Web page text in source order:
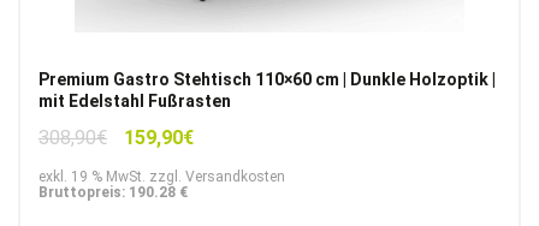
Premium Gastro Stehtisch 110×60 cm | Dunkle Holzoptik |
mit Edelstahl Fußrasten
308,90€
Ursprünglicher
war:
159,90€Aktueller
ist:
exkl. 19 % MwSt. zzgl. Versandkosten
Bruttopreis: 190.28 €